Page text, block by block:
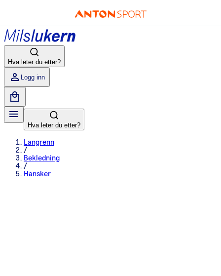
Hva leter du etter?
Logg inn
Hva leter du etter?
Langrenn
/
Bekledning
/
Hansker